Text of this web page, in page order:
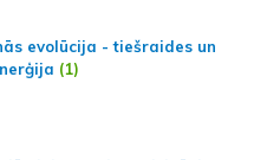
evolūcija - tiešraides un
(1)